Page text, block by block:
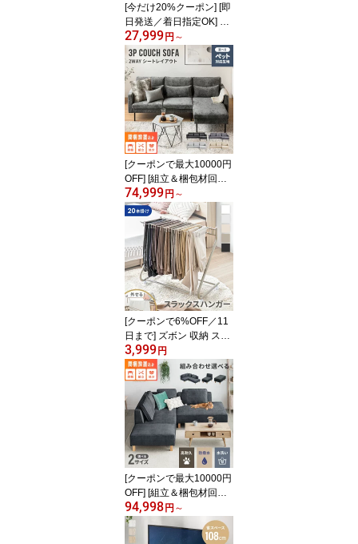
[今だけ20%クーポン] [即
日発送／着日指定OK] 3
人掛けソファー カウチソ
ファー ソファー 幅201c
m 3人掛け ウッドフレー
ム ポケットコイル クッ
ション付 カウチソファ
コーナーソファー ソファ
ーセット l字 布 ファブリ
ック モダンデザイン
27,999 円 ～
[クーポンで最大10000円
OFF] [組立＆梱包材回収
付き]ソファー カウチソ
ファ 3人掛け ソファ カウ
チソファー リビングソフ
ァー L字ソファー コーナ
ーソファー 3人掛けソフ
ァー 三人掛けソファー 3
Pソファー おしゃれ 洗え
る 布張り カバーリング
北欧
74,999 円 ～
[クーポンで6%OFF／11
日まで] ズボン 収納 スラ
ックスハンガー 20本掛
け ズボンハンガー パン
ツラック ボトムスハンガ
ー パンツハンガー 大容
量 キャスター コンパク
ト スリム 白 黒 ハンガー
押入れ収納 クローゼット
収納 WIC
3,999 円
[クーポンで最大10000円
OFF] [組立＆梱包材回収
付き] ソファー カウチソ
ファ 3人掛け ソファーセ
ット フルカバーリング
94,998 円 ～